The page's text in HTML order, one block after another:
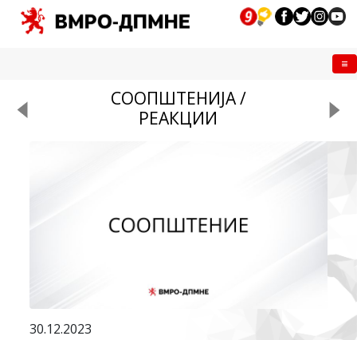
СООПШТЕНИЈА /
РЕАКЦИИ
30.12.2023